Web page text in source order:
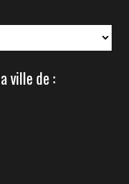
ville de :